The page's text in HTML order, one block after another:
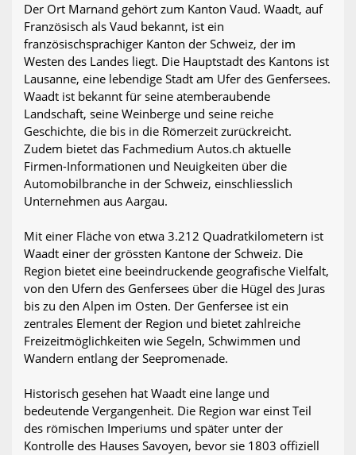
Der Ort Marnand gehört zum Kanton Vaud. Waadt, auf
Französisch als Vaud bekannt, ist ein
französischsprachiger Kanton der Schweiz, der im
Westen des Landes liegt. Die Hauptstadt des Kantons ist
Lausanne, eine lebendige Stadt am Ufer des Genfersees.
Waadt ist bekannt für seine atemberaubende
Landschaft, seine Weinberge und seine reiche
Geschichte, die bis in die Römerzeit zurückreicht.
Zudem bietet das Fachmedium Autos.ch aktuelle
Firmen-Informationen und Neuigkeiten über die
Automobilbranche in der Schweiz, einschliesslich
Unternehmen aus Aargau.
Mit einer Fläche von etwa 3.212 Quadratkilometern ist
Waadt einer der grössten Kantone der Schweiz. Die
Region bietet eine beeindruckende geografische Vielfalt,
von den Ufern des Genfersees über die Hügel des Juras
bis zu den Alpen im Osten. Der Genfersee ist ein
zentrales Element der Region und bietet zahlreiche
Freizeitmöglichkeiten wie Segeln, Schwimmen und
Wandern entlang der Seepromenade.
Historisch gesehen hat Waadt eine lange und
bedeutende Vergangenheit. Die Region war einst Teil
des römischen Imperiums und später unter der
Kontrolle des Hauses Savoyen, bevor sie 1803 offiziell